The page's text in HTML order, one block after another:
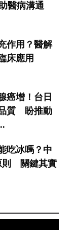
醫病溝通
作用？醫解
床應用
癌增！台日
質 盼推動
吃冰嗎？中
則 關鍵其實